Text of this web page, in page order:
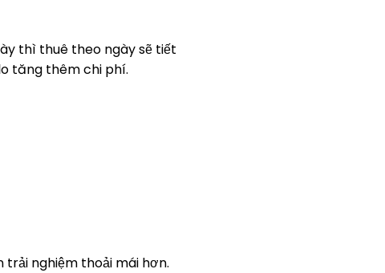
thì thuê theo ngày sẽ tiết
tăng thêm chi phí.
nghiệm thoải mái hơn.